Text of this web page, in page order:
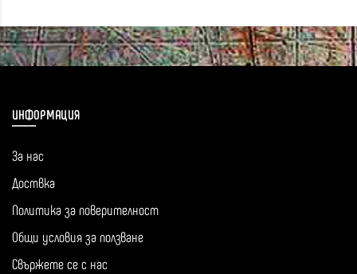
ИНФОРМАЦИЯ
За нас
Доствка
Политика за поверителност
Общи условия за ползване
Свържете се с нас